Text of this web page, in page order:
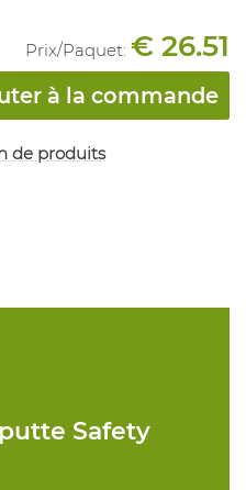
Prix/Paquet: € 26.51
à la commande
de produits
Safety